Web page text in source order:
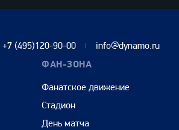
+7 (495)120-90-00 info@dynamo.ru
ФАН-ЗОНА
Фанатское движение
Стадион
День матча